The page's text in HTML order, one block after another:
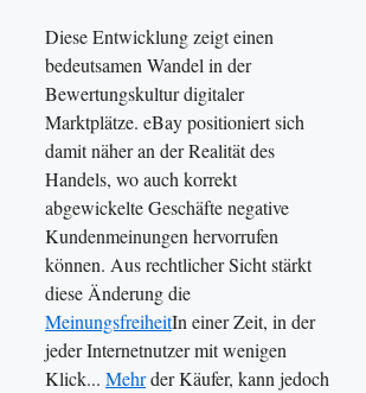
Diese Entwicklung zeigt einen
bedeutsamen Wandel in der
Bewertungskultur digitaler
Marktplätze. eBay positioniert sich
damit näher an der Realität des
Handels, wo auch korrekt
abgewickelte Geschäfte negative
Kundenmeinungen hervorrufen
können. Aus rechtlicher Sicht stärkt
diese Änderung die
MeinungsfreiheitIn einer Zeit, in der
jeder Internetnutzer mit wenigen
Klick... Mehrder Käufer, kann jedoch